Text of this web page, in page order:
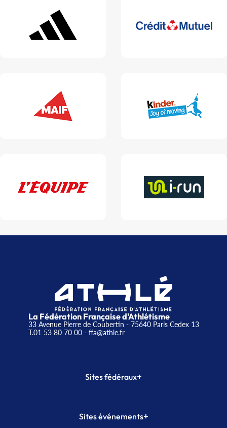
La Fédération Française d'Athlétisme
33 Avenue Pierre de Coubertin - 75640 Paris Cedex 13
T.01 53 80 70 00- ffa@athle.fr
Sites fédéraux+
Plateforme Formation
Sites événements+